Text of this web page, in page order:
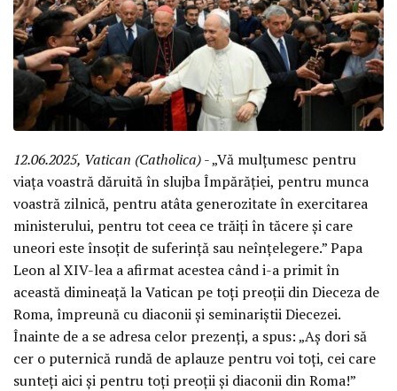
12.06.2025, Vatican (Catholica)- „Vă mulțumesc pentru
viața voastră dăruită în slujba Împărăției, pentru munca
voastră zilnică, pentru atâta generozitate în exercitarea
ministerului, pentru tot ceea ce trăiți în tăcere și care
uneori este însoțit de suferință sau neînțelegere.” Papa
Leon al XIV-lea a afirmat acestea când i-a primit în
această dimineață la Vatican pe toți preoții din Dieceza de
Roma, împreună cu diaconii și seminariștii Diecezei.
Înainte de a se adresa celor prezenți, a spus: „Aș dori să
cer o puternică rundă de aplauze pentru voi toți, cei care
sunteți aici și pentru toți preoții și diaconii din Roma!”